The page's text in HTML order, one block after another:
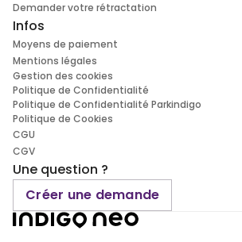
Demander votre rétractation
Infos
Moyens de paiement
Mentions légales
Gestion des cookies
Politique de Confidentialité
Politique de Confidentialité Parkindigo
Politique de Cookies
CGU
CGV
Une question ?
Créer une demande